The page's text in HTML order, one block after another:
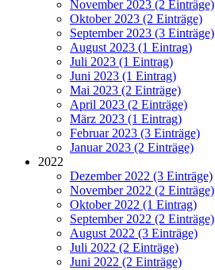
November 2023 (2 Einträge)
Oktober 2023 (2 Einträge)
September 2023 (3 Einträge)
August 2023 (1 Eintrag)
Juli 2023 (1 Eintrag)
Juni 2023 (1 Eintrag)
Mai 2023 (2 Einträge)
April 2023 (2 Einträge)
März 2023 (1 Eintrag)
Februar 2023 (3 Einträge)
Januar 2023 (2 Einträge)
2022
Dezember 2022 (3 Einträge)
November 2022 (2 Einträge)
Oktober 2022 (1 Eintrag)
September 2022 (2 Einträge)
August 2022 (3 Einträge)
Juli 2022 (2 Einträge)
Juni 2022 (2 Einträge)